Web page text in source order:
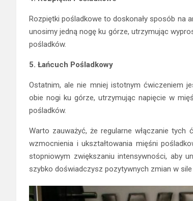
Rozpiętki pośladkowe to doskonały sposób na
unosimy jedną nogę ku górze, utrzymując
pośladków.
5. Łańcuch Pośladkowy
Ostatnim, ale nie mniej istotnym ćwiczeniem
obie nogi ku górze, utrzymując napięcie w
pośladków.
Warto zauważyć, że regularne włączanie
wzmocnienia i ukształtowania mięśni
stopniowym zwiększaniu intensywności, aby
szybko doświadczysz pozytywnych zmian w